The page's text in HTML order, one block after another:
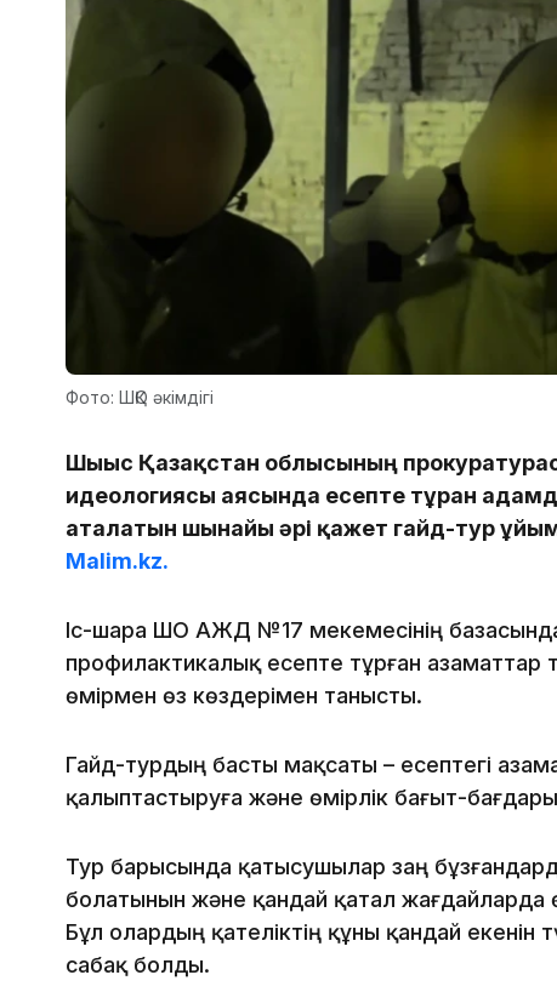
Фото: ШҚО әкімдігі
Шығыс Қазақстан облысының
идеологиясы аясында есепте тұрған
аталатын шынайы әрі қажет гайд-тур
Malim.kz.
Іс-шара ШҚО ҚАЖД №17 мекемесінің
профилактикалық есепте тұрған
өмірмен өз көздерімен танысты.
Гайд-турдың басты мақсаты – есептегі
қалыптастыруға және өмірлік бағыт-
Тур барысында қатысушылар заң
болатынын және қандай қатал жағдайларда
Бұл олардың қателіктің құны қандай екенін
сабақ болды.